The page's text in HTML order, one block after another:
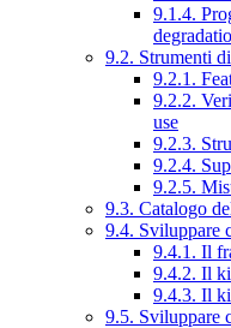
9.1.4.
9.2. Strumenti
9.2.1.
9.2.2.
use
9.2.3.
9.2.4.
9.2.5.
9.3. Catalogo
9.4. Sviluppare
9.4.1. Il
9.4.2. Il
9.4.3. Il
9.5. Sviluppare